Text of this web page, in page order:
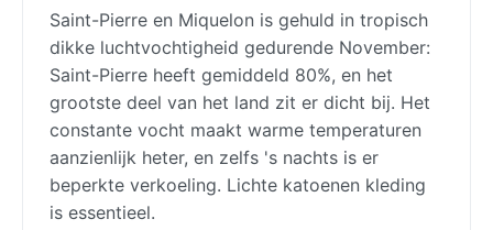
Saint-Pierre en Miquelon is gehuld in tropisch
dikke luchtvochtigheid gedurende November:
Saint-Pierre heeft gemiddeld 80%, en het
grootste deel van het land zit er dicht bij. Het
constante vocht maakt warme temperaturen
aanzienlijk heter, en zelfs 's nachts is er
beperkte verkoeling. Lichte katoenen kleding
is essentieel.